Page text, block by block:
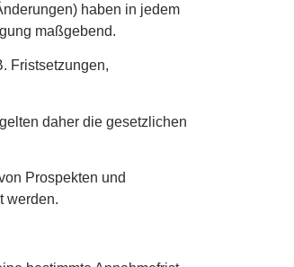
haben in jedem
maßgebend.
Fristsetzungen,
daher die gesetzlichen
Prospekten und
werden.